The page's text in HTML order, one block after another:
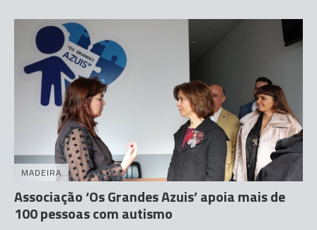
MADEIRA
Associação ‘Os Grandes Azuis’ apoia mais de
100 pessoas com autismo